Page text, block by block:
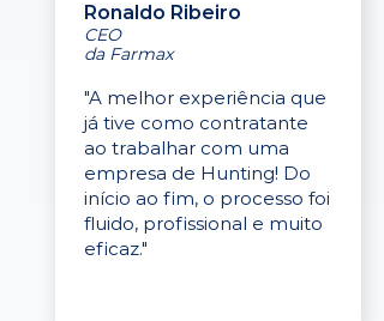
Ronaldo Ribeiro
CEO
da Farmax
"A melhor experiência que
já tive como contratante
ao trabalhar com uma
empresa de Hunting! Do
início ao fim, o processo foi
fluido, profissional e muito
eficaz."